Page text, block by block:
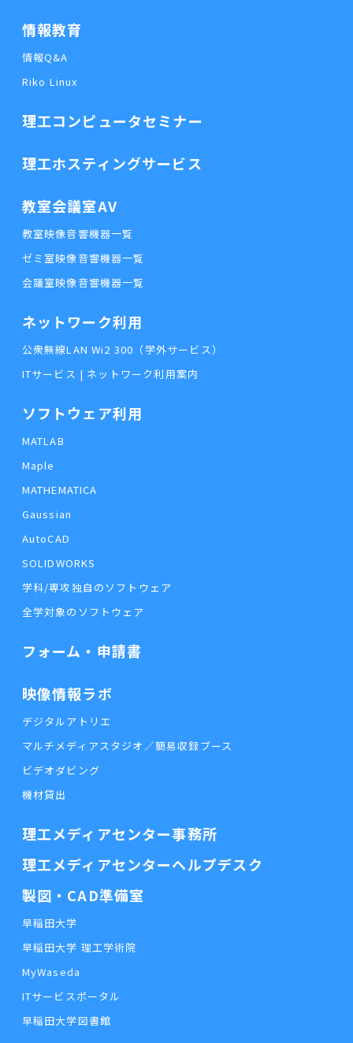
情報教育
情報Q&A
Riko Linux
理工コンピュータセミナー
理工ホスティングサービス
教室会議室AV
教室映像音響機器一覧
ゼミ室映像音響機器一覧
会議室映像音響機器一覧
ネットワーク利用
公衆無線LAN Wi2 300（学外サービス）
ITサービス | ネットワーク利用案内
ソフトウェア利用
MATLAB
Maple
MATHEMATICA
Gaussian
AutoCAD
SOLIDWORKS
学科/専攻独自のソフトウェア
全学対象のソフトウェア
フォーム・申請書
映像情報ラボ
デジタルアトリエ
マルチメディアスタジオ／簡易収録ブース
ビデオダビング
機材貸出
理工メディアセンター事務所
理工メディアセンターヘルプデスク
製図・CAD準備室
早稲田大学
早稲田大学 理工学術院
MyWaseda
ITサービスポータル
早稲田大学図書館